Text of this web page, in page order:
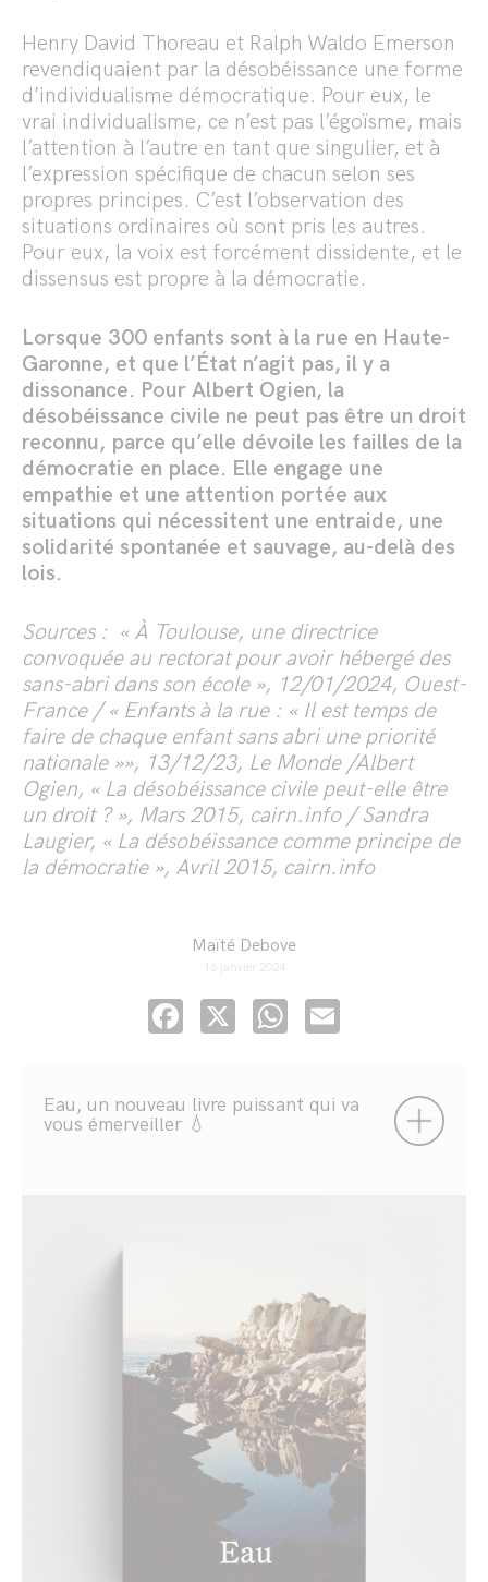
Henry David Thoreau et Ralph Waldo Emerson
revendiquaient par la désobéissance une forme
d’individualisme démocratique. Pour eux, le
vrai individualisme, ce n’est pas l’égoïsme, mais
l’attention à l’autre en tant que singulier, et à
l’expression spécifique de chacun selon ses
propres principes. C’est l’observation des
situations ordinaires où sont pris les autres.
Pour eux, la voix est forcément dissidente, et le
dissensus est propre à la démocratie.
Lorsque 300 enfants sont à la rue en Haute-
Garonne, et que l’État n’agit pas, il y a
dissonance. Pour Albert Ogien, la
désobéissance civile ne peut pas être un droit
reconnu, parce qu’elle dévoile les failles de la
démocratie en place. Elle engage une
empathie et une attention portée aux
situations qui nécessitent une entraide, une
solidarité spontanée et sauvage, au-delà des
lois.
Sources : « À Toulouse, une directrice
convoquée au rectorat pour avoir hébergé des
sans-abri dans son école », 12/01/2024, Ouest-
France / « Enfants à la rue : « Il est temps de
faire de chaque enfant sans abri une priorité
nationale »», 13/12/23, Le Monde /Albert
Ogien, « La désobéissance civile peut-elle être
un droit ? », Mars 2015, cairn.info / Sandra
Laugier, « La désobéissance comme principe de
la démocratie », Avril 2015, cairn.info
Maïté Debove
16 janvier 2024
Facebook
X WhatsApp
Eau, un nouveau livre puissant qui va
vous émerveiller 💧